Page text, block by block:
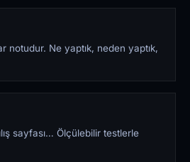
notudur. Ne yaptık, neden yaptık,
sayfası… Ölçülebilir testlerle